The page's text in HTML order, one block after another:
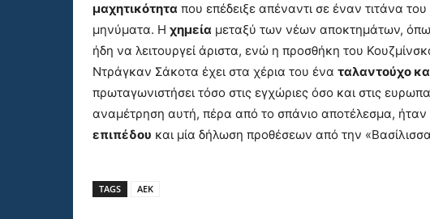
μαχητικότητα που επέδειξε απέναντι σε έναν τιτάνα
μηνύματα. Η χημεία μεταξύ των νέων αποκτημάτων,
ήδη να λειτουργεί άριστα, ενώ η προσθήκη του
Ντράγκαν Σάκοτα έχει στα χέρια του ένα ταλαντούχο
πρωταγωνιστήσει τόσο στις εγχώριες όσο και στις
αναμέτρηση αυτή, πέρα από το σπάνιο αποτέλεσμα, ήταν
επιπέδου και μία δήλωση προθέσεων από την
TAGS ΑΕΚ